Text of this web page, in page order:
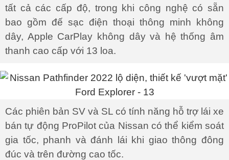
tất cả các cấp độ, trong khi công nghệ có sẵn
bao gồm đế sạc điện thoại thông minh không
dây, Apple CarPlay không dây và hệ thống âm
thanh cao cấp với 13 loa.
Các phiên bản SV và SL có tính năng hỗ trợ lái xe
bán tự động ProPilot của Nissan có thể kiểm soát
gia tốc, phanh và đánh lái khi giao thông đông
đúc và trên đường cao tốc.